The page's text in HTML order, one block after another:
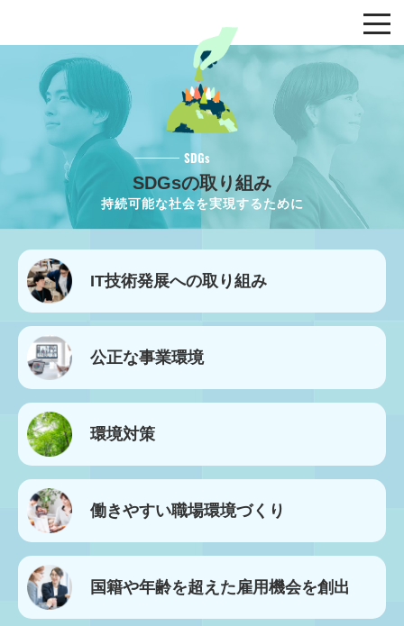
SDGs
SDGsの取り組み
持続可能な社会を実現するために
IT技術発展への取り組み
公正な事業環境
環境対策
働きやすい職場環境づくり
国籍や年齢を超えた雇用機会を創出